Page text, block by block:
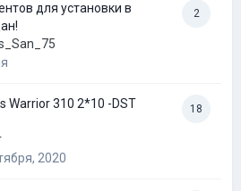
2
для установки в
18
Warrior 310 2*10 -DST
2020